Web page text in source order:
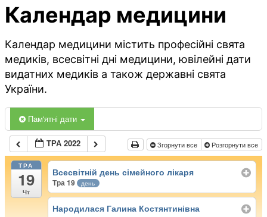
Календар медицини
Календар медицини містить професійні свята
медиків, всесвітні дні медицини, ювілейні дати
видатних медиків а також державні свята
України.
Пам'ятні дати
ТРА 2022 Згорнути все Розгорнути все
ТРА
19
Чт
Всесвітній день сімейного лікаря
Тра 19 день
Народилася Галина Костянтинівна